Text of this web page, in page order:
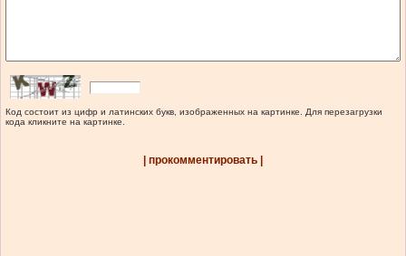
Код состоит из цифр и латинских букв, изображенных на картинке. Для перезагрузки
кода кликните на картинке.
| прокомментировать |